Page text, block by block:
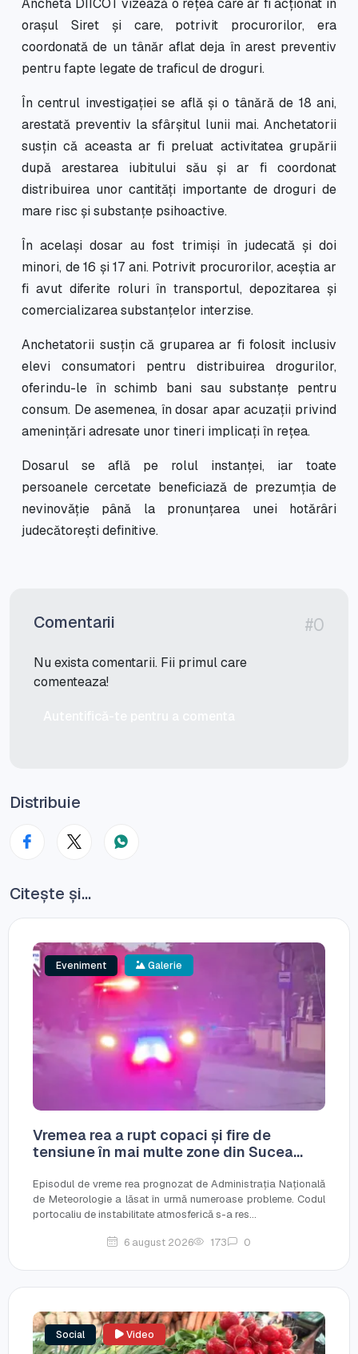
Ancheta DIICOT vizează o rețea care ar fi acționat în
orașul Siret și care, potrivit procurorilor, era
coordonată de un tânăr aflat deja în arest preventiv
pentru fapte legate de traficul de droguri.
În centrul investigației se află și o tânără de 18 ani,
arestată preventiv la sfârșitul lunii mai. Anchetatorii
susțin că aceasta ar fi preluat activitatea grupării
după arestarea iubitului său și ar fi coordonat
distribuirea unor cantități importante de droguri de
mare risc și substanțe psihoactive.
În același dosar au fost trimiși în judecată și doi
minori, de 16 și 17 ani. Potrivit procurorilor, aceștia ar
fi avut diferite roluri în transportul, depozitarea și
comercializarea substanțelor interzise.
Anchetatorii susțin că gruparea ar fi folosit inclusiv
elevi consumatori pentru distribuirea drogurilor,
oferindu-le în schimb bani sau substanțe pentru
consum. De asemenea, în dosar apar acuzații privind
amenințări adresate unor tineri implicați în rețea.
Dosarul se află pe rolul instanței, iar toate
persoanele cercetate beneficiază de prezumția de
nevinovăție până la pronunțarea unei hotărâri
judecătorești definitive.
Comentarii #0
Nu exista comentarii. Fii primul care
comenteaza!
Distribuie
Citește și...
Eveniment Galerie
Vremea rea a rupt copaci și fire de
tensiune în mai multe zone din Sucea...
Episodul de vreme rea prognozat de Administrația Națională
de Meteorologie a lăsat în urmă numeroase probleme. Codul
portocaliu de instabilitate atmosferică s-a res...
6 august 2026 173 0
Social Video